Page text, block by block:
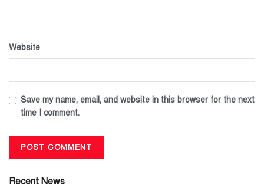
Website
Save my name, email, and website in this browser for the next
time I comment.
Recent News